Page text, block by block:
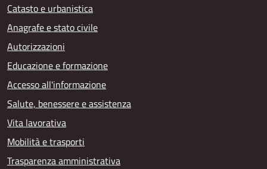
Catasto e urbanistica
Anagrafe e stato civile
Autorizzazioni
Educazione e formazione
Accesso all'informazione
Salute, benessere e assistenza
Vita lavorativa
Mobilità e trasporti
Trasparenza amministrativa